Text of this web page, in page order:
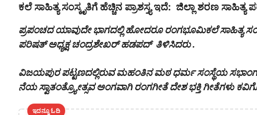
ಕಲೆ ಸಾಹಿತ್ಯ ಸಂಸ್ಕೃತಿಗೆ ಹೆಚ್ಚಿನ ಪ್ರಾಶಸ್ತ್ಯ ಇದೆ: ಜಿಲ್ಲಾ ಶರಣ
ಪ್ರಪಂಚದ ಯಾವುದೇ ಭಾಗದಲ್ಲಿ ಹೋದರೂ ರಂಗಭೂಮಿಕಲೆ ಸಾಹಿತ್ಯ
ಪರಿಷತ್ ಅಧ್ಯಕ್ಷ ಚಂದ್ರಶೇಖರ್ ಹಡಪದ್ ತಿಳಿಸಿದರು .
ವಿಜಯಪುರ ಪಟ್ಟಣದಲ್ಲಿರುವ ಮಹಂತಿನ ಮಠ ಧರ್ಮ ಸಂಸ್ಥೆಯ
ನೆಯ ಸ್ವಾತಂತ್ರ್ಯೋತ್ಸವ ಅಂಗವಾಗಿ ರಂಗಗೀತೆ ದೇಶ ಭಕ್ತಿ ಗೀತೆಗಳು
ಇದನ್ನೂ ಓದಿ